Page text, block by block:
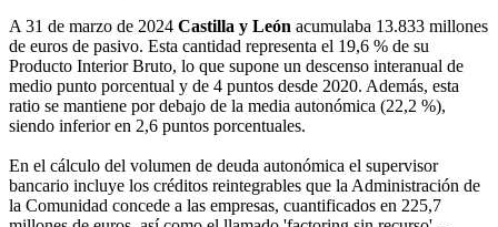
A 31 de marzo de 2024 Castilla y León acumulaba 13.833 millones
de euros de pasivo. Esta cantidad representa el 19,6 % de su
Producto Interior Bruto, lo que supone un descenso interanual de
medio punto porcentual y de 4 puntos desde 2020. Además, esta
ratio se mantiene por debajo de la media autonómica (22,2 %),
siendo inferior en 2,6 puntos porcentuales.
En el cálculo del volumen de deuda autonómica el supervisor
bancario incluye los créditos reintegrables que la Administración de
la Comunidad concede a las empresas, cuantificados en 225,7